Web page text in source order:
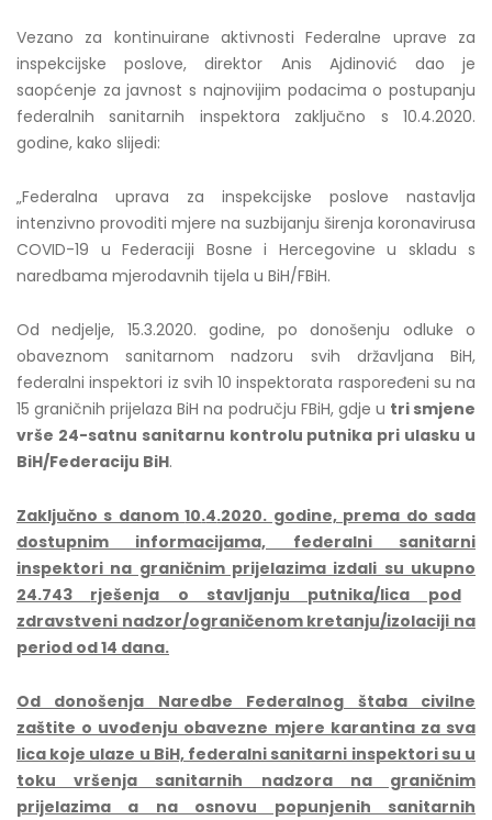
Vezano za kontinuirane aktivnosti Federalne uprave za
inspekcijske poslove, direktor Anis Ajdinović dao je
saopćenje za javnost s najnovijim podacima o postupanju
federalnih sanitarnih inspektora zaključno s 10.4.2020.
godine, kako slijedi:
„Federalna uprava za inspekcijske poslove nastavlja
intenzivno provoditi mjere na suzbijanju širenja koronavirusa
COVID-19 u Federaciji Bosne i Hercegovine u skladu s
naredbama mjerodavnih tijela u BiH/FBiH.
Od nedjelje, 15.3.2020. godine, po donošenju odluke o
obaveznom sanitarnom nadzoru svih državljana BiH,
federalni inspektori iz svih 10 inspektorata raspoređeni su na
15 graničnih prijelaza BiH na području FBiH, gdje u tri smjene
vrše 24-satnu sanitarnu kontrolu putnika pri ulasku u
BiH/Federaciju BiH.
Zaključno s danom10.4.2020. godine, prema do sada
dostupnim informacijama, federalni sanitarni
inspektori na graničnim prijelazima izdali su ukupno
24.743 rješenja o stavljanju putnika/lica pod
zdravstveni nadzor/ograničenom kretanju/izolaciji na
period od 14 dana.
Od donošenja Naredbe Federalnog štaba civilne
zaštite o uvođenju obavezne mjere karantina za sva
lica koje ulaze u BiH, federalni sanitarni inspektori su u
toku vršenja sanitarnih nadzora na graničnim
prijelazima a na osnovu popunjenih sanitarnih